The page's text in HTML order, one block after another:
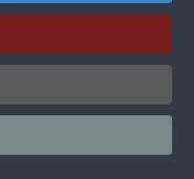
-POLITIQUE DE